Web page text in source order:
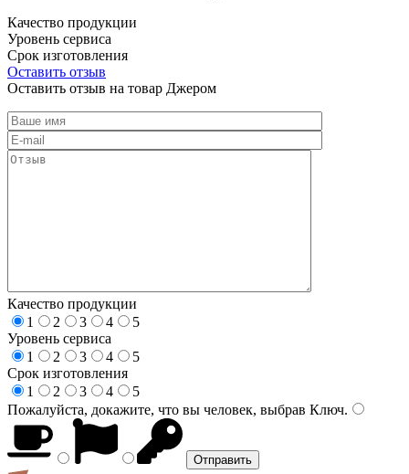
Качество продукции
Уровень сервиса
Срок изготовления
Оставить отзыв
Оставить отзыв на товар Джером
Качество продукции
1
2 3 4
5
Уровень сервиса
1
2 3 4
5
Срок изготовления
1
2 3 4
5
Пожалуйста, докажите, что вы человек, выбрав Ключ.